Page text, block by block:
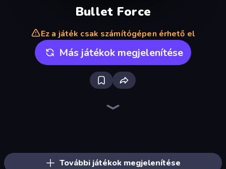
Bullet Force
Ez a játék csak számítógépen érhető el
Más játékok megjelenítése
További játékok megjelenítése